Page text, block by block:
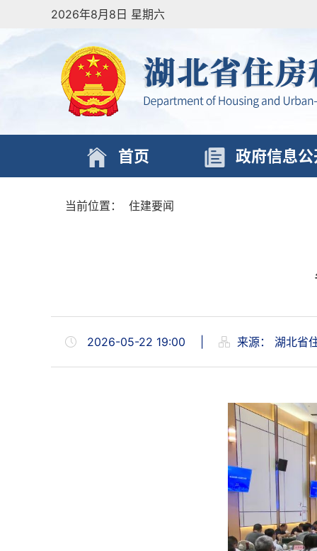
2026年8月8日 星期六
首页 政府信息公
当前位置： 住建要闻
2026-05-22 19:00 来源： 湖北省